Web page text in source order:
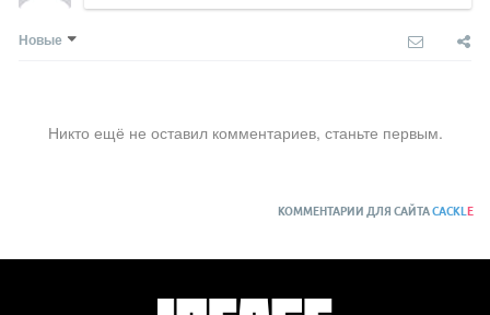
Новые
Никто ещё не оставил комментариев, станьте первым.
КОММЕНТАРИИ ДЛЯ САЙТАCACKLE